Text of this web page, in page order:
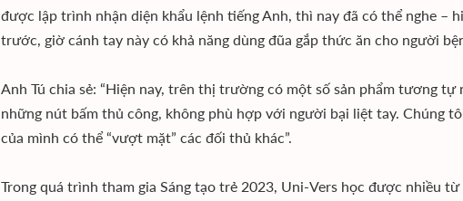
được lập trình nhận diện khẩu lệnh tiếng Anh, thì nay đã có thể nghe –
trước, giờ cánh tay này có khả năng dùng đũa gắp thức ăn cho người
Anh Tú chia sẻ: “Hiện nay, trên thị trường có một số sản phẩm tương
những nút bấm thủ công, không phù hợp với người bại liệt tay. Chúng
của mình có thể “vượt mặt” các đối thủ khác”.
Trong quá trình tham gia Sáng tạo trẻ 2023, Uni-Vers học được nhiều